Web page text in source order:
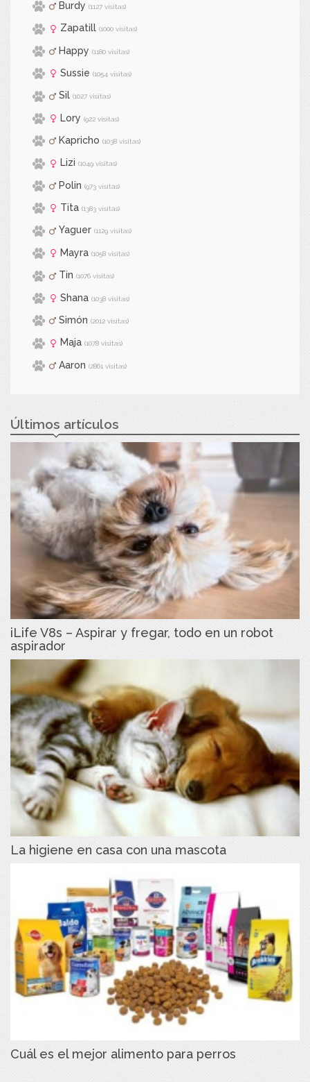
Burdy (1127 visitas)
Zapatill (1000 visitas)
Happy (1180 visitas)
Sussie (1054 visitas)
Sil (1027 visitas)
Lory (922 visitas)
Kapricho (1038 visitas)
Lizi (1049 visitas)
Polin (973 visitas)
Tita (1383 visitas)
Yaguer (1129 visitas)
Mayra (1058 visitas)
Tin (1076 visitas)
Shana (1038 visitas)
Simón (2012 visitas)
Maja (1078 visitas)
Aaron (2861 visitas)
Últimos artículos
iLife V8s – Aspirar y fregar, todo en un robot
aspirador
La higiene en casa con una mascota
Cuál es el mejor alimento para perros